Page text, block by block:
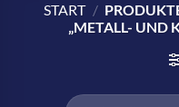
START /
„METALL- UND